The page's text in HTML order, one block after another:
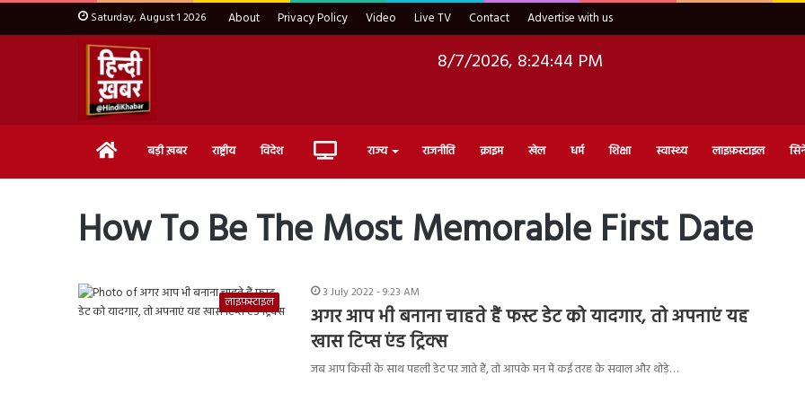
Saturday, August 1 2026 About Privacy Policy Video Live TV Contact Advertise with us
8/7/2026, 8:24:45 PM
Home बड़ी ख़बर राष्ट्रीय विदेश Live राज्य राजनीति क्राइम खेल धर्म शिक्षा स्वास्थ्य लाइफ़स्टाइल
How To Be The Most Memorable First Date
लाइफ़स्टाइल
3 July 2022 - 9:23 AM
अगर आप भी बनाना चाहते हैं फस्ट डेट को यादगार, तो अपनाएं यह
खास टिप्स एंड ट्रिक्स
जब आप किसी के साथ पहली डेट पर जाते हैं, तो आपके मन में कई तरह के सवाल और थोड़े…